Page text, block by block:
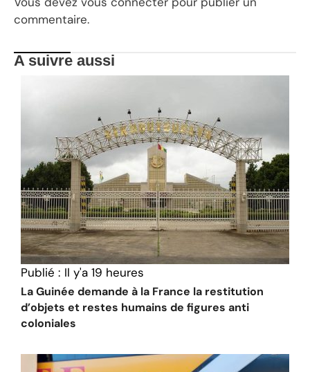
commentaire.
A suivre aussi
Publié : Il y'a 19 heures
La Guinée demande à la France la restitution
d’objets et restes humains de figures anti
coloniales